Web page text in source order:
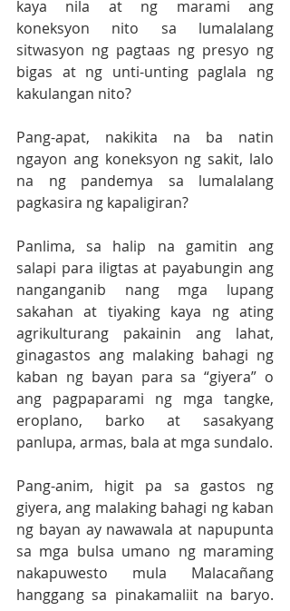
kaya nila at ng marami ang
koneksyon nito sa lumalalang
sitwasyon ng pagtaas ng presyo ng
bigas at ng unti-unting paglala ng
kakulangan nito?
Pang-apat, nakikita na ba natin
ngayon ang koneksyon ng sakit, lalo
na ng pandemya sa lumalalang
pagkasira ng kapaligiran?
Panlima, sa halip na gamitin ang
salapi para iligtas at payabungin ang
nanganganib nang mga lupang
sakahan at tiyaking kaya ng ating
agrikulturang pakainin ang lahat,
ginagastos ang malaking bahagi ng
kaban ng bayan para sa “giyera” o
ang pagpaparami ng mga tangke,
eroplano, barko at sasakyang
panlupa, armas, bala at mga sundalo.
Pang-anim, higit pa sa gastos ng
giyera, ang malaking bahagi ng kaban
ng bayan ay nawawala at napupunta
sa mga bulsa umano ng maraming
nakapuwesto mula Malacañang
hanggang sa pinakamaliit na baryo.